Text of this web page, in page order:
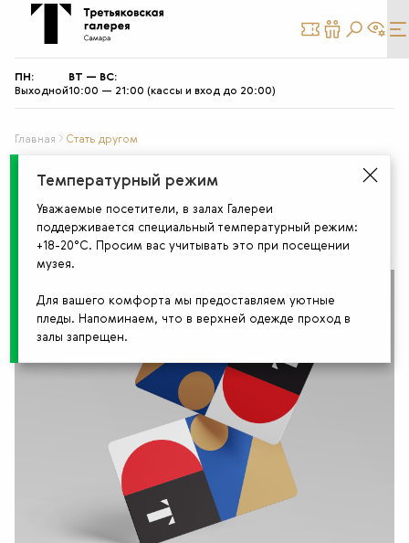
КУПИТЬ
СТАТЬ
ПН:
Выходной
ВТ — ВС:
10:00 — 21:00 (кассы и вход до 20:00)
Главная Стать другом
Подарочная карта «Друг
Музея» и карта лояльности
Температурный режим
Уважаемые посетители, в залах Галереи
поддерживается специальный температурный режим:
+18-20°С. Просим вас учитывать это при посещении
музея.
Для вашего комфорта мы предоставляем уютные
пледы. Напоминаем, что в верхней одежде проход в
залы запрещен.